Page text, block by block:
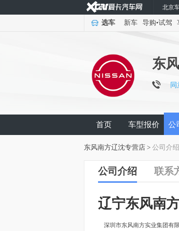
北京
选车 新车 导购•试驾
东
首页 车型报价 公
东风南方辽沈专营店 > 公司介绍
公司介绍 联系
辽宁东风南
深圳市东风南方实业集团有